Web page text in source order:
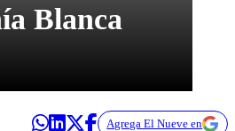
Blanca
Agrega El Nueve en